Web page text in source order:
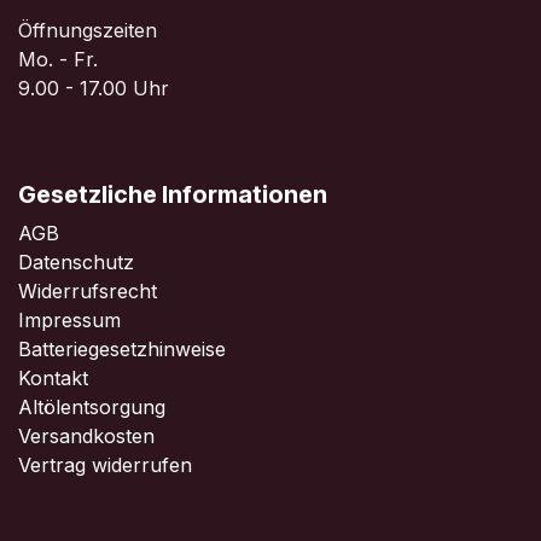
Öffnungszeiten
Mo. - Fr.
9.00 - 17.00 Uhr
Gesetzliche Informationen
AGB
Datenschutz
Widerrufsrecht
Impressum
Batteriegesetzhinweise
Kontakt
Altölentsorgung
Versandkosten
Vertrag widerrufen